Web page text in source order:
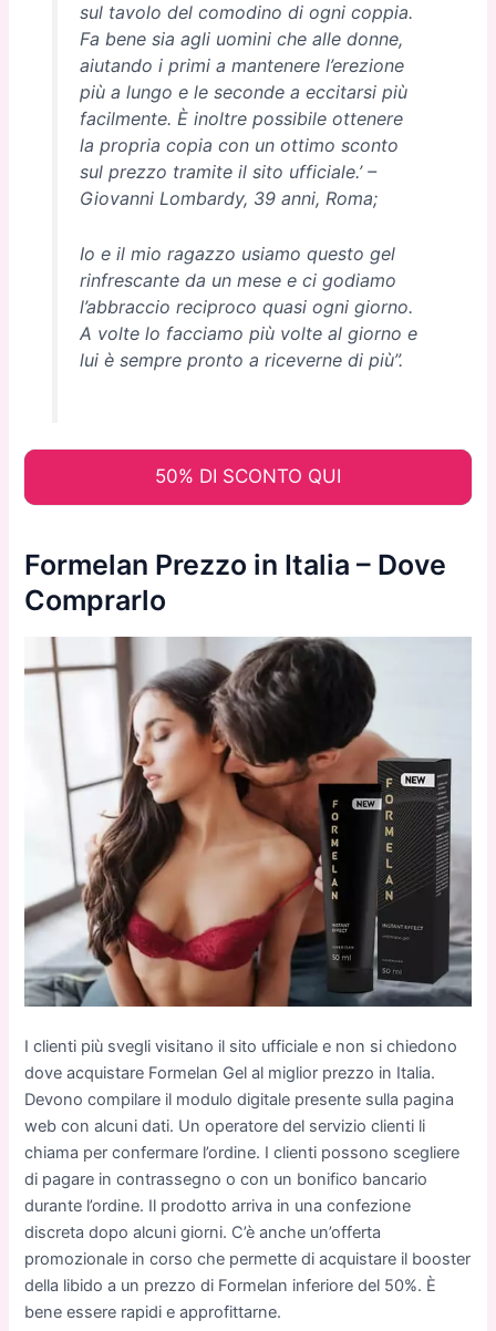
sul tavolo del comodino di ogni coppia.
Fa bene sia agli uomini che alle donne,
aiutando i primi a mantenere l’erezione
più a lungo e le seconde a eccitarsi più
facilmente. È inoltre possibile ottenere
la propria copia con un ottimo sconto
sul prezzo tramite il sito ufficiale.’ –
Giovanni Lombardy, 39 anni, Roma;
Io e il mio ragazzo usiamo questo gel
rinfrescante da un mese e ci godiamo
l’abbraccio reciproco quasi ogni giorno.
A volte lo facciamo più volte al giorno e
lui è sempre pronto a riceverne di più”.
50% DI SCONTO QUI
Formelan Prezzo in Italia – Dove
Comprarlo
I clienti più svegli visitano il sito ufficiale e non si chiedono
dove acquistare Formelan Gel al miglior prezzo in Italia.
Devono compilare il modulo digitale presente sulla pagina
web con alcuni dati. Un operatore del servizio clienti li
chiama per confermare l’ordine. I clienti possono scegliere
di pagare in contrassegno o con un bonifico bancario
durante l’ordine. Il prodotto arriva in una confezione
discreta dopo alcuni giorni. C’è anche un’offerta
promozionale in corso che permette di acquistare il booster
della libido a un prezzo di Formelan inferiore del 50%. È
bene essere rapidi e approfittarne.